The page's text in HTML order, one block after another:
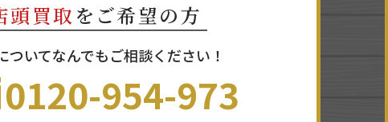
頭買取をご希望の方
ついてなんでもご相談ください！
0120-954-973